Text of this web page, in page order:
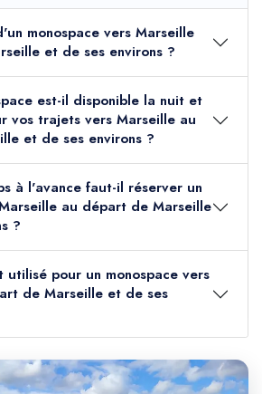
monospace vers Marseille
et de ses environs ?
est-il disponible la nuit et
vos trajets vers Marseille au
et de ses environs ?
à l'avance faut-il réserver un
au départ de Marseille
?
utilisé pour un monospace vers
de Marseille et de ses